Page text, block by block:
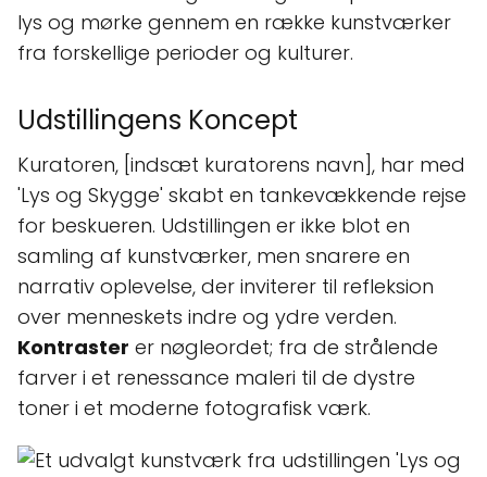
lys og mørke gennem en række kunstværker
fra forskellige perioder og kulturer.
Udstillingens Koncept
Kuratoren, [indsæt kuratorens navn], har med
'Lys og Skygge' skabt en tankevækkende rejse
for beskueren. Udstillingen er ikke blot en
samling af kunstværker, men snarere en
narrativ oplevelse, der inviterer til refleksion
over menneskets indre og ydre verden.
Kontraster er nøgleordet; fra de strålende
farver i et renessance maleri til de dystre
toner i et moderne fotografisk værk.